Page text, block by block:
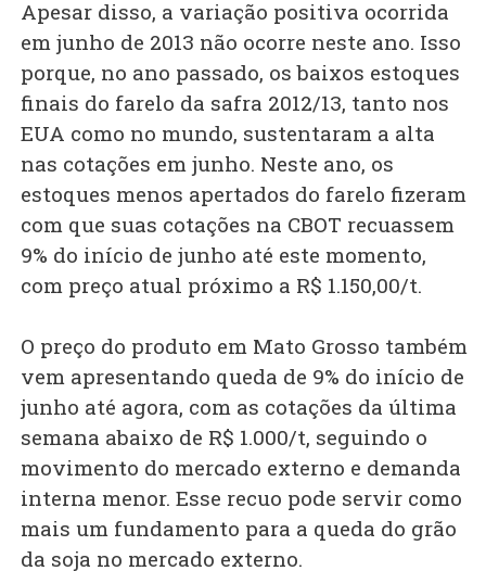
Apesar disso, a variação positiva ocorrida
em junho de 2013 não ocorre neste ano. Isso
porque, no ano passado, os baixos estoques
finais do farelo da safra 2012/13, tanto nos
EUA como no mundo, sustentaram a alta
nas cotações em junho. Neste ano, os
estoques menos apertados do farelo fizeram
com que suas cotações na CBOT recuassem
9% do início de junho até este momento,
com preço atual próximo a R$ 1.150,00/t.
O preço do produto em Mato Grosso também
vem apresentando queda de 9% do início de
junho até agora, com as cotações da última
semana abaixo de R$ 1.000/t, seguindo o
movimento do mercado externo e demanda
interna menor. Esse recuo pode servir como
mais um fundamento para a queda do grão
da soja no mercado externo.